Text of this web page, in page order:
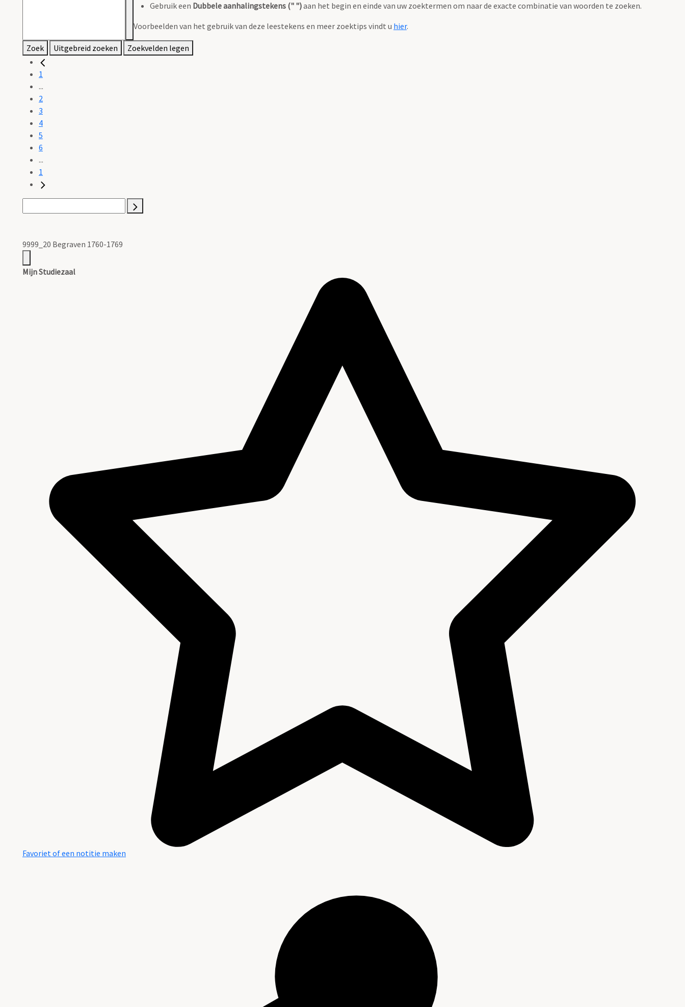
Gebruik een Dubbele aanhalingstekens (" ")aan het begin en einde van uw zoektermen om naar de exacte combinatie van woorden te zoeken.
Voorbeelden van het gebruik van deze leestekens en meer zoektips vindt u hier.
Zoek Uitgebreid zoeken Zoekvelden legen
1
...
2
3
4
5
6
...
1
9999_20 Begraven 1760-1769
Mijn Studiezaal
Favoriet of een notitie maken